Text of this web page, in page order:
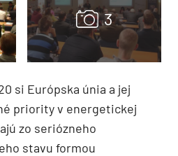
si Európska únia a jej
priority v energetickej
zo seriózneho
stavu formou